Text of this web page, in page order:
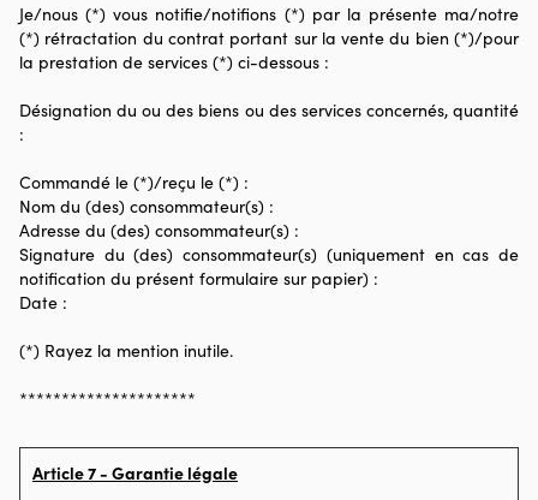
Je/nous (*) vous notifie/notifions (*) par la présente ma/notre
(*) rétractation du contrat portant sur la vente du bien (*)/pour
la prestation de services (*) ci-dessous :
Désignation du ou des biens ou des services concernés, quantité
:
Commandé le (*)/reçu le (*) :
Nom du (des) consommateur(s) :
Adresse du (des) consommateur(s) :
Signature du (des) consommateur(s) (uniquement en cas de
notification du présent formulaire sur papier) :
Date :
(*) Rayez la mention inutile.
*********************
Article 7 - Garantie légale